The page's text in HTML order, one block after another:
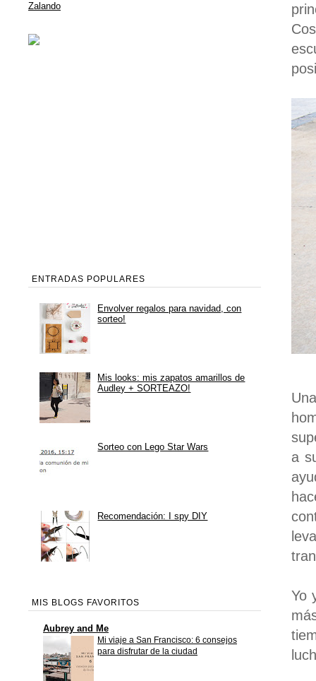
a
Yo
Zalando
ENTRADAS POPULARES
Envolver regalos para navidad, con
sorteo!
Mis looks: mis zapatos amarillos de
Audley + SORTEAZO!
Sorteo con Lego Star Wars
Recomendación: I spy DIY
MIS BLOGS FAVORITOS
Aubrey and Me
Mi viaje a San Francisco: 6 consejos
para disfrutar de la ciudad